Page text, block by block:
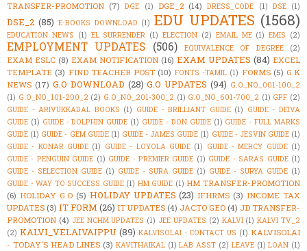
TRANSFER-PROMOTION (7) DGE (1) DGE_2 (14) DRESS_CODE (1) DSE (1)
DSE_2 (85) E-BOOKS DOWNLOAD (1) EDU UPDATES (1568)
EDUCATION NEWS (1) EL SURRENDER (1) ELECTION (2) EMAIL ME (1) EMIS (2)
EMPLOYMENT UPDATES (506) EQUIVALENCE OF DEGREE (2)
EXAM ESLC (8) EXAM NOTIFICATION (16) EXAM UPDATES (84) EXCEL
TEMPLATE (3) FIND TEACHER POST (10) FONTS -TAMIL (1) FORMS (5) G.K
NEWS (17) G.O DOWNLOAD (28) G.O UPDATES (94) G.O_NO_001-100_2
(1) G.O_NO_101-200_2 (2) G.O_NO_201-300_2 (1) G.O_NO_601-700_2 (1) GPF (2)
GUIDE - ARIVUKKADAL BOOKS (1) GUIDE - BRILLIANT GUIDE (1) GUIDE - DEIVA
GUIDE (1) GUIDE - DOLPHIN GUIDE (1) GUIDE - DON GUIDE (1) GUIDE - FULL MARKS
GUIDE (1) GUIDE - GEM GUIDE (1) GUIDE - JAMES GUIDE (1) GUIDE - JESVIN GUIDE (1)
GUIDE - KONAR GUIDE (1) GUIDE - LOYOLA GUIDE (1) GUIDE - MERCY GUIDE (1)
GUIDE - PENGUIN GUIDE (1) GUIDE - PREMIER GUIDE (1) GUIDE - SARAS GUIDE (1)
GUIDE - SELECTION GUIDE (1) GUIDE - SURA GUIDE (1) GUIDE - SURYA GUIDE (1)
GUIDE - WAY TO SUCCESS GUIDE (1) HM GUIDE (1) HM TRANSFER-PROMOTION
(6) HOLIDAY G.O (5) HOLIDAY UPDATES (23) IFHRMS (3) INCOME TAX
UPDATES (3) IT FORM (26) IT UPDATES (4) JACTO GEO (4) JD TRANSFER-
PROMOTION (4) JEE NCHM UPDATES (1) JEE UPDATES (2) KALVI (1) KALVI TV_2
(2) KALVI_VELAIVAIPPU (89) KALVISOLAI - CONTACT US (1) KALVISOLAI
- TODAY'S HEAD LINES (3) KAVITHAIKAL (1) LAB ASST (2) LEAVE (1) LOAN (1)